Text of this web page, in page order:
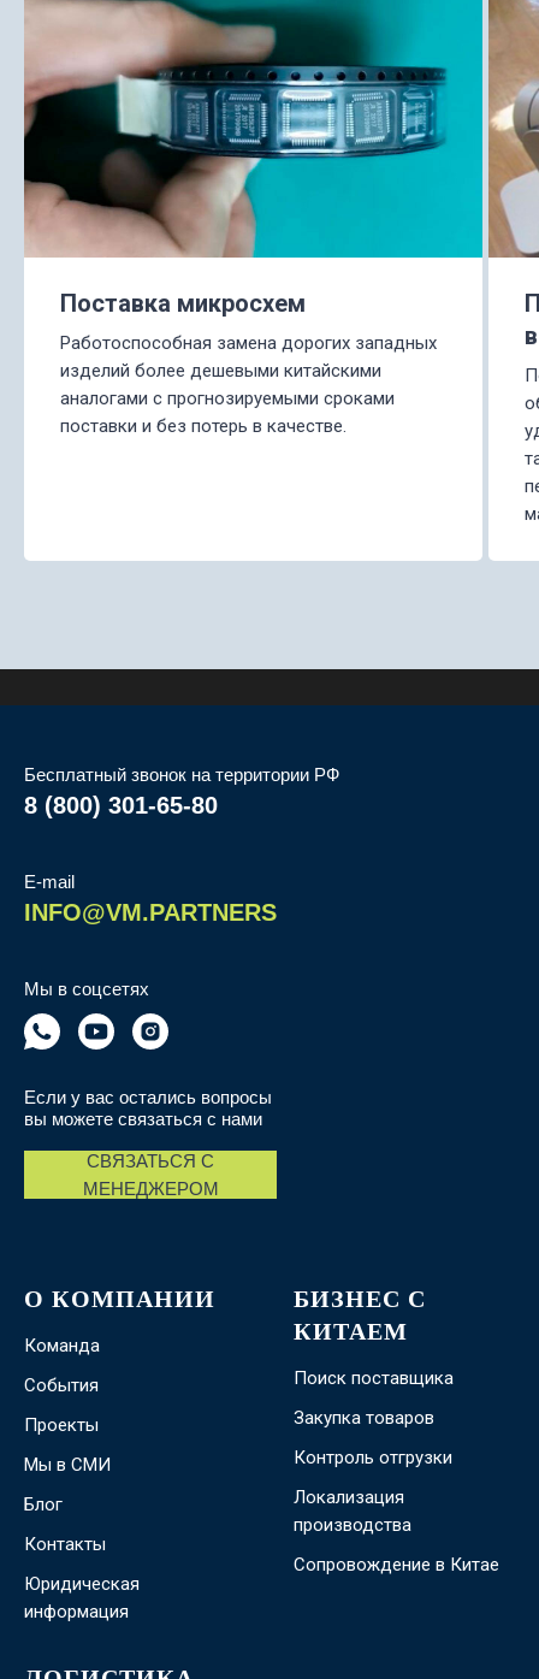
Поставка микросхем
Работоспособная замена дорогих западных
изделий более дешевыми китайскими
аналогами с прогнозируемыми сроками
поставки и без потерь в качестве.
Бесплатный звонок на территории РФ
8 (800) 301-65-80
E-mail
INFO@VM.PARTNERS
СВЯЗАТЬСЯ С
МЕНЕДЖЕРОМ
Если у вас остались вопросы
вы можете связаться с нами
Мы в соцсетях
О КОМПАНИИ
Команда
События
Проекты
Мы в СМИ
Блог
Контакты
Юридическая
информация
БИЗНЕС С
КИТАЕМ
Поиск поставщика
Закупка товаров
Контроль отгрузки
Локализация
производства
Сопровождение в Китае